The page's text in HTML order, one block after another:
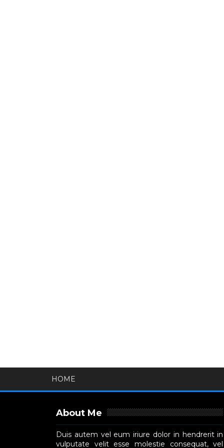
HOME
About Me
Duis autem vel eum iriure dolor in hendrerit in
vulputate velit esse molestie consequat, vel